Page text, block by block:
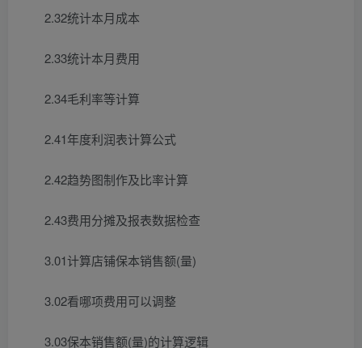
2.32统计本月成本
2.33统计本月费用
2.34毛利率等计算
2.41年度利润表计算公式
2.42趋势图制作及比率计算
2.43费用分摊及报表数据检查
3.01计算店铺保本销售额(量)
3.02看哪项费用可以调整
3.03保本销售额(量)的计算逻辑